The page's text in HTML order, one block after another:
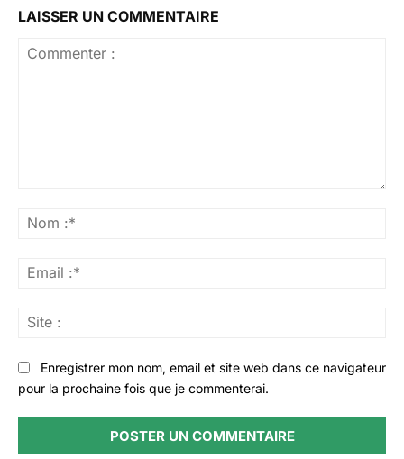
LAISSER UN COMMENTAIRE
Enregistrer mon nom, email et site web dans ce navigateur
pour la prochaine fois que je commenterai.